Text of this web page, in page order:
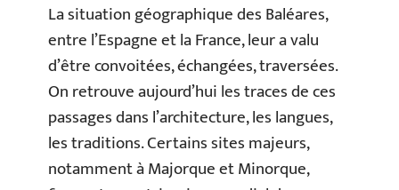
La situation géographique des Baléares,
entre l’Espagne et la France, leur a valu
d’être convoitées, échangées, traversées.
On retrouve aujourd’hui les traces de ces
passages dans l’architecture, les langues,
les traditions. Certains sites majeurs,
notamment à Majorque et Minorque,